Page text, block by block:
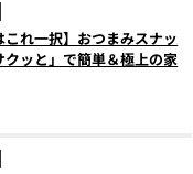
これ一択】おつまみスナッ
ッと」で簡単＆極上の家